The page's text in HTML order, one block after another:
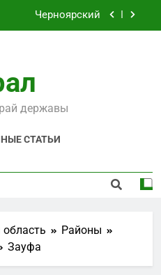
Филькино
Черноярский
Филькино
державы
СТАТЬИ
Районы
Зауфа